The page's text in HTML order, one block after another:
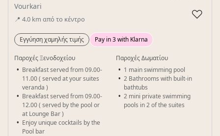
Vourkari
📍 4.0 km από το κέντρο ♡
Εγγύηση χαμηλής τιμής Pay in 3 with Klarna
Παροχές Ξενοδοχείου
Breakfast served from 09.00-
11.00 ( served at your suites
veranda )
Breakfast served from 09.00-
12.00 ( served by the pool or
at Lounge Bar )
Enjoy unique cocktails by the
Pool bar
Παροχές Δωματίου
1 main swimming pool
2 Bathrooms with built-in
bathtubs
2 mini private swimming
pools in 2 of the suites